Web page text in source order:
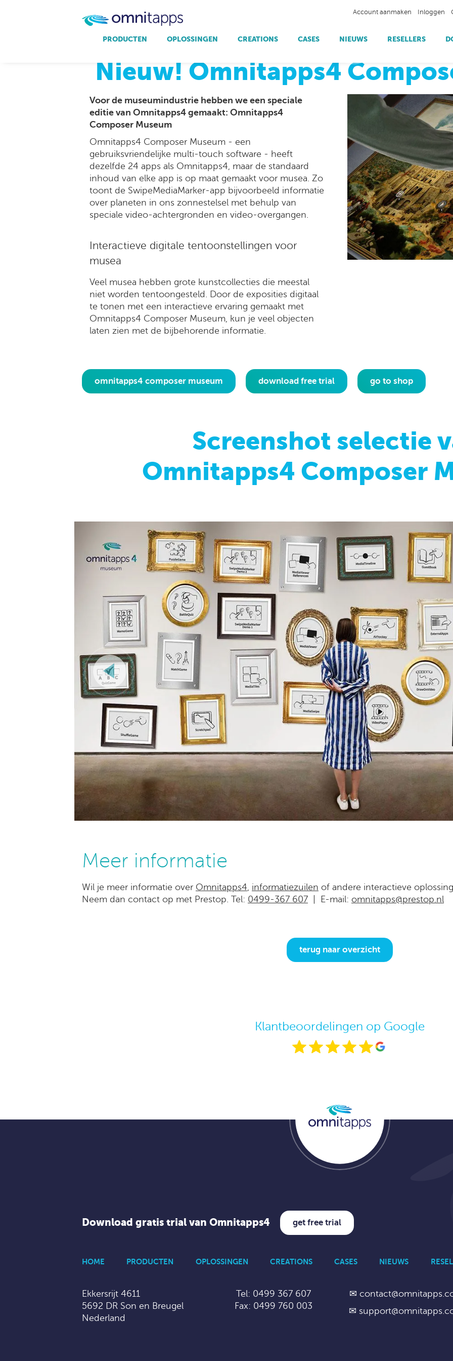
Account aanmaken Inloggen
PRODUCTEN
Omnitapps4 Composer
Omnitapps4 Player
OPLOSSINGEN
Corporate
Musea
Beurzen & events
Toerist & publieke ruimte
CREATIONS
Design
Database koppeling
Betaalsystemen
RFID
CASES NIEUWS RESELLERS
FAQ
Home/ Nieuws Nieuw! Omnitapps4 Composer
Nieuw! Omnitapps4
Voor de museumindustrie hebben we een speciale
editie van Omnitapps4 gemaakt: Omnitapps4
Composer Museum
Omnitapps4 Composer Museum - een
gebruiksvriendelijke multi-touch software - heeft
dezelfde 24 apps als Omnitapps4, maar de standaard
inhoud van elke app is op maat gemaakt voor musea. Zo
toont de SwipeMediaMarker-app bijvoorbeeld informatie
over planeten in ons zonnestelsel met behulp van
speciale video-achtergronden en video-overgangen.
Interactieve digitale tentoonstellingen voor
musea
Veel musea hebben grote kunstcollecties die meestal
niet worden tentoongesteld. Door de exposities digitaal
te tonen met een interactieve ervaring gemaakt met
Omnitapps4 Composer Museum, kun je veel objecten
laten zien met de bijbehorende informatie.
omnitapps4 composer museum download free trial go to shop
Screenshot selectie
Omnitapps4 Composer
Meer informatie
Wil je meer informatie over Omnitapps4 informatiezuilen of andere interactieve
Neem dan contact op met Prestop. Tel: 0499-367 607 | E-mail: omnitapps@prestop.nl
terug naar overzicht
Klantbeoordelingen op Google
Download gratis trial van Omnitapps4 get free trial
HOME PRODUCTEN OPLOSSINGEN CREATIONS CASES NIEUWS
Ekkersrijt 4611
5692 DR Son en Breugel
Nederland
Tel: 0499 367 607
Fax: 0499 760 003
✉
✉